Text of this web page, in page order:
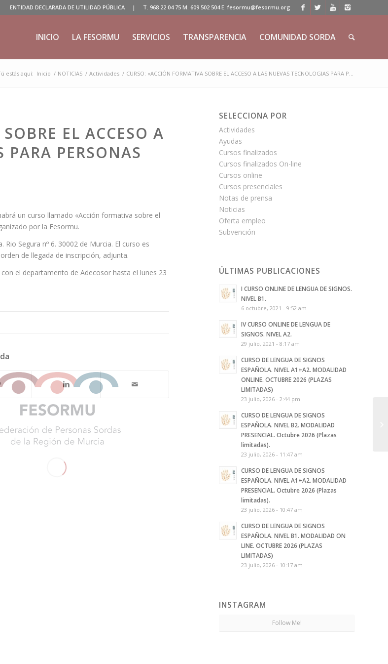
ENTIDAD DECLARADA DE UTILIDAD PÚBLICA | T. 968 22 04 75 M. 609 502 504 E. fesormu@fesormu.org
INICIO LA FESORMU SERVICIOS TRANSPARENCIA COMUNIDAD SORDA
estás aquí: Inicio / NOTICIAS / Actividades / CURSO: «ACCIÓN FORMATIVA SOBRE EL ACCESO A LAS NUEVAS TECNOLOGIAS PARA P...
EL ACCESO A
PERSONAS
un curso llamado «Acción formativa sobre el
por la Fesormu.
Segura nº 6. 30002 de Murcia. El curso es
de llegada de inscripción, adjunta.
el departamento de Adecosor hasta el lunes 23
SELECCIONA POR
Actividades
Ayudas
Cursos finalizados
Cursos finalizados On-line
Cursos online
Cursos presenciales
Notas de prensa
Noticias
Oferta empleo
Subvención
ÚLTIMAS PUBLICACIONES
I CURSO ONLINE DE LENGUA DE SIGNOS.
NIVEL B1.
6 octubre, 2021 - 9:52 am
IV CURSO ONLINE DE LENGUA DE
SIGNOS. NIVEL A2.
29 julio, 2021 - 8:17 am
CURSO DE LENGUA DE SIGNOS
ESPAÑOLA. NIVEL A1+A2. MODALIDAD
ONLINE. OCTUBRE 2026 (PLAZAS
LIMITADAS)
23 julio, 2026 - 2:44 pm
CURSO DE LENGUA DE SIGNOS
ESPAÑOLA. NIVEL B2. MODALIDAD
PRESENCIAL. Octubre 2026 (Plazas
limitadas).
23 julio, 2026 - 11:47 am
CURSO DE LENGUA DE SIGNOS
ESPAÑOLA. NIVEL A1+A2. MODALIDAD
PRESENCIAL. Octubre 2026 (Plazas
limitadas).
23 julio, 2026 - 10:47 am
CURSO DE LENGUA DE SIGNOS
ESPAÑOLA. NIVEL B1. MODALIDAD ON
LINE. OCTUBRE 2026 (PLAZAS
LIMITADAS)
23 julio, 2026 - 10:17 am
INSTAGRAM
Follow Me!